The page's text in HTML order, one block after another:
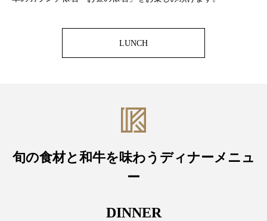
LUNCH
旬の食材と和牛を味わうディナーメニュ
ー
DINNER